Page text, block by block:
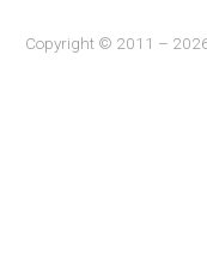
Copyright © 2011 –